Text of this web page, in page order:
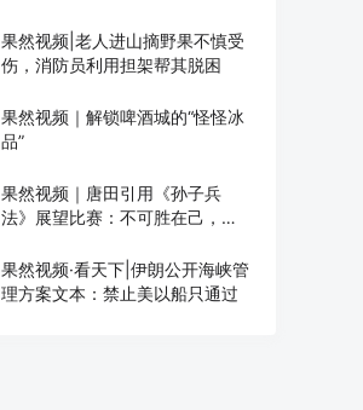
果然视频|老人进山摘野果不慎受
伤，消防员利用担架帮其脱困
果然视频｜解锁啤酒城的“怪怪冰
品”
果然视频｜唐田引用《孙子兵
法》展望比赛：不可胜在己，可
果然视频·看天下|伊朗公开海峡管
理方案文本：禁止美以船只通过